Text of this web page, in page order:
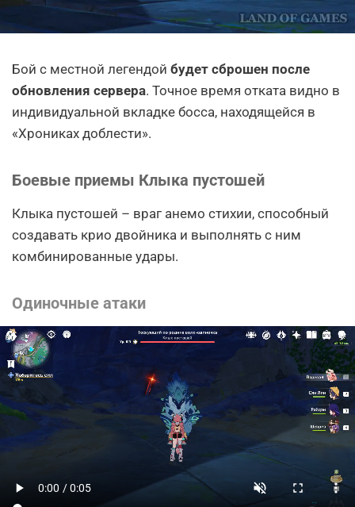
Бой с местной легендой будет сброшен после
обновления сервера. Точное время отката видно в
индивидуальной вкладке босса, находящейся в
«Хрониках доблести».
Боевые приемы Клыка пустошей
Клыка пустошей – враг анемо стихии, способный
создавать крио двойника и выполнять с ним
комбинированные удары.
Одиночные атаки